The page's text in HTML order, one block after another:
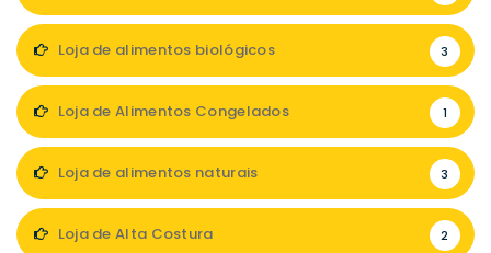
Loja de alimentos biológicos 3
Loja de Alimentos Congelados 1
Loja de alimentos naturais 3
Loja de Alta Costura 2